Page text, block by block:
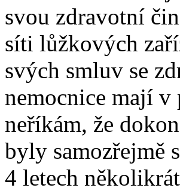
svou zdravotní
síti lůžkových
svých smluv se
nemocnice mají v
neříkám, že
byly samozřejmě
4 letech